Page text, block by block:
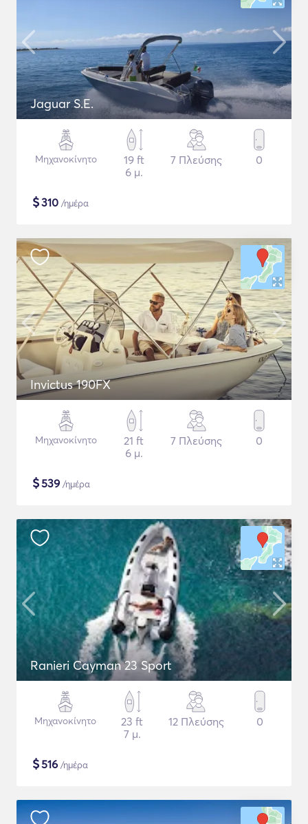
Jaguar S.E.
Μηχανοκίνητο
19 ft
6 μ.
7 Πλεύσης 0
$310 /ημέρα
Invictus 190FX
Μηχανοκίνητο
21 ft
6 μ.
7 Πλεύσης 0
$539 /ημέρα
Ranieri Cayman 23 Sport
Μηχανοκίνητο
23 ft
7 μ.
12 Πλεύσης 0
$516 /ημέρα